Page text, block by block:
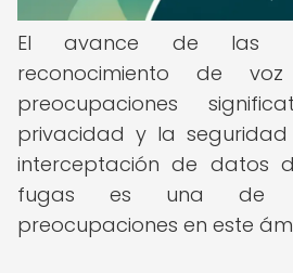
El avance de las
reconocimiento de
preocupaciones
privacidad y la
interceptación de datos
fugas es una de
preocupaciones en este